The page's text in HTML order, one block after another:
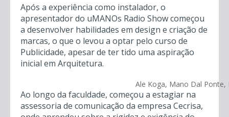
Após a experiência como instalador, o
apresentador do uMANOs Radio Show começou
a desenvolver habilidades em design e criação de
marcas, o que o levou a optar pelo curso de
Publicidade, apesar de ter tido uma aspiração
inicial em Arquitetura.
Ale Koga, Mano Dal Ponte,
Ao longo da faculdade, começou a estagiar na
assessoria de comunicação da empresa Cecrisa,